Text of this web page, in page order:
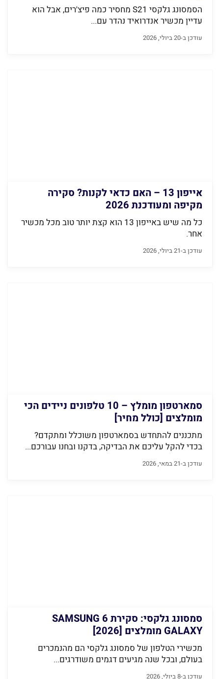
הסמסונג גלקסי S21 מחסיר כמה פיצ'רים, אבל הוא
עדיין מכשיר אנדרואיד נהדר עם...
עודכן ב-20 ביולי, 2026
אייפון 13 – האם כדאי לקנות? סקירה
מקיפה ומעודכנת 2026
כל מה שיש באייפון 13 הוא קצת יותר טוב מכל מכשיר
אחר.
עודכן ב-21 ביולי, 2026
סמארטפון מומלץ – 10 טלפונים ניידים הכי
מומלצים [כולל מחיר]
מתכננים להתחדש בסמארטפון משוכלל ומתקדם?
בכדי להקל עליכם את הבדיקה, בדקנו ובחנו עבורכם...
עודכן ב-21 במאי, 2026
סמסונג גלקסי: סקירת 6 SAMSUNG
GALAXY מומלצים [2026]
מכשירי הטלפון של סמסונג גלקסי הם מהנמכרים
בעולם, ובכל שנה מגיעים דגמים משודרגים...
עודכן ב-8 ביולי, 2026